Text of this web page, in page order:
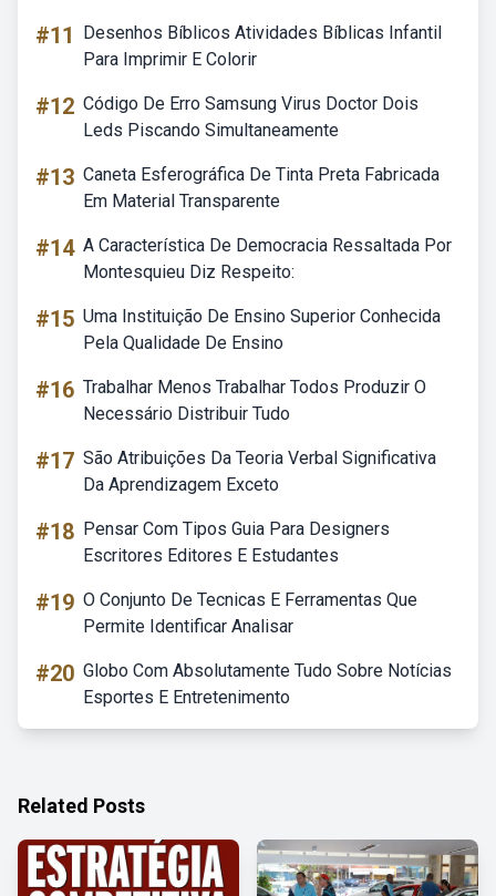
#11
Desenhos Bíblicos Atividades Bíblicas Infantil
Para Imprimir E Colorir
#12 Código De Erro Samsung Virus Doctor Dois
Leds Piscando Simultaneamente
#13 Caneta Esferográfica De Tinta Preta Fabricada
Em Material Transparente
#14 A Característica De Democracia Ressaltada Por
Montesquieu Diz Respeito:
#15 Uma Instituição De Ensino Superior Conhecida
Pela Qualidade De Ensino
#16 Trabalhar Menos Trabalhar Todos Produzir O
Necessário Distribuir Tudo
#17 São Atribuições Da Teoria Verbal Significativa
Da Aprendizagem Exceto
#18 Pensar Com Tipos Guia Para Designers
Escritores Editores E Estudantes
#19 O Conjunto De Tecnicas E Ferramentas Que
Permite Identificar Analisar
#20 Globo Com Absolutamente Tudo Sobre Notícias
Esportes E Entretenimento
Related Posts